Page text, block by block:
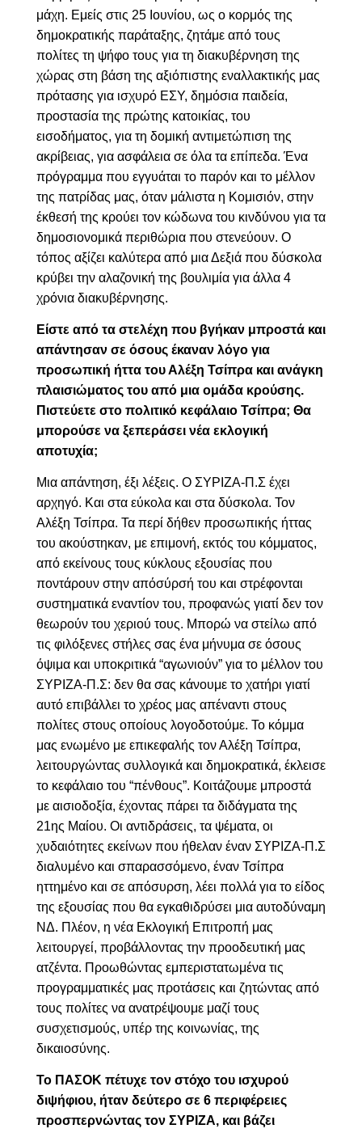
μάχη. Εμείς στις 25 Ιουνίου, ως ο κορμός της
δημοκρατικής παράταξης, ζητάμε από τους
πολίτες τη ψήφο τους για τη διακυβέρνηση της
χώρας στη βάση της αξιόπιστης εναλλακτικής μας
πρότασης για ισχυρό ΕΣΥ, δημόσια παιδεία,
προστασία της πρώτης κατοικίας, του
εισοδήματος, για τη δομική αντιμετώπιση της
ακρίβειας, για ασφάλεια σε όλα τα επίπεδα. Ένα
πρόγραμμα που εγγυάται το παρόν και το μέλλον
της πατρίδας μας, όταν μάλιστα η Κομισιόν, στην
έκθεσή της κρούει τον κώδωνα του κινδύνου για τα
δημοσιονομικά περιθώρια που στενεύουν. Ο
τόπος αξίζει καλύτερα από μια Δεξιά που δύσκολα
κρύβει την αλαζονική της βουλιμία για άλλα 4
χρόνια διακυβέρνησης.
Είστε από τα στελέχη που βγήκαν μπροστά και
απάντησαν σε όσους έκαναν λόγο για
προσωπική ήττα του Αλέξη Τσίπρα και ανάγκη
πλαισιώματος του από μια ομάδα κρούσης.
Πιστεύετε στο πολιτικό κεφάλαιο Τσίπρα; Θα
μπορούσε να ξεπεράσει νέα εκλογική
αποτυχία;
Μια απάντηση, έξι λέξεις. Ο ΣΥΡΙΖΑ-Π.Σ έχει
αρχηγό. Και στα εύκολα και στα δύσκολα. Τον
Αλέξη Τσίπρα. Τα περί δήθεν προσωπικής ήττας
του ακούστηκαν, με επιμονή, εκτός του κόμματος,
από εκείνους τους κύκλους εξουσίας που
ποντάρουν στην απόσύρσή του και στρέφονται
συστηματικά εναντίον του, προφανώς γιατί δεν τον
θεωρούν του χεριού τους. Μπορώ να στείλω από
τις φιλόξενες στήλες σας ένα μήνυμα σε όσους
όψιμα και υποκριτικά “αγωνιούν” για το μέλλον του
ΣΥΡΙΖΑ-Π.Σ: δεν θα σας κάνουμε το χατήρι γιατί
αυτό επιβάλλει το χρέος μας απέναντι στους
πολίτες στους οποίους λογοδοτούμε. Το κόμμα
μας ενωμένο με επικεφαλής τον Αλέξη Τσίπρα,
λειτουργώντας συλλογικά και δημοκρατικά, έκλεισε
το κεφάλαιο του “πένθους”. Κοιτάζουμε μπροστά
με αισιοδοξία, έχοντας πάρει τα διδάγματα της
21ης Μαίου. Οι αντιδράσεις, τα ψέματα, οι
χυδαιότητες εκείνων που ήθελαν έναν ΣΥΡΙΖΑ-Π.Σ
διαλυμένο και σπαρασσόμενο, έναν Τσίπρα
ηττημένο και σε απόσυρση, λέει πολλά για το είδος
της εξουσίας που θα εγκαθιδρύσει μια αυτοδύναμη
ΝΔ. Πλέον, η νέα Εκλογική Επιτροπή μας
λειτουργεί, προβάλλοντας την προοδευτική μας
ατζέντα. Προωθώντας εμπεριστατωμένα τις
προγραμματικές μας προτάσεις και ζητώντας από
τους πολίτες να ανατρέψουμε μαζί τους
συσχετισμούς, υπέρ της κοινωνίας, της
δικαιοσύνης.
Το ΠΑΣΟΚ πέτυχε τον στόχο του ισχυρού
διψήφιου, ήταν δεύτερο σε 6 περιφέρειες
προσπερνώντας τον ΣΥΡΙΖΑ, και βάζει